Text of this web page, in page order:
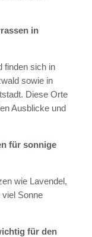
in
finden sich in
sowie in
Diese Orte
Ausblicke und
für sonnige
wie Lavendel,
Sonne
für den